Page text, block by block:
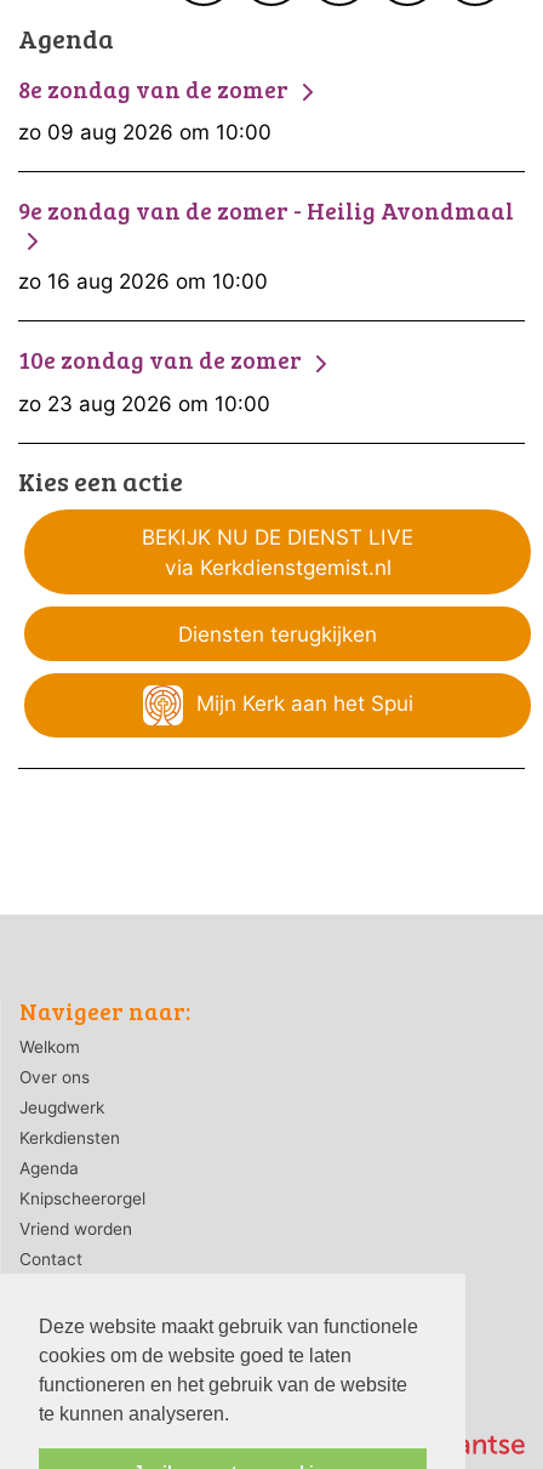
Deze website maakt gebruik van functionele
cookies om de website goed te laten
functioneren en het gebruik van de website
te kunnen analyseren.
Agenda
8e zondag van de zomer
zo 09 aug 2026 om 10:00
9e zondag van de zomer - Heilig Avondmaal
zo 16 aug 2026 om 10:00
10e zondag van de zomer
zo 23 aug 2026 om 10:00
Kies een actie
BEKIJK NU DE DIENST LIVE
via Kerkdienstgemist.nl
Diensten terugkijken
Mijn Kerk aan het Spui
Navigeer naar:
Welkom
Over ons
Jeugdwerk
Kerkdiensten
Agenda
Knipscheerorgel
Vriend worden
Contact